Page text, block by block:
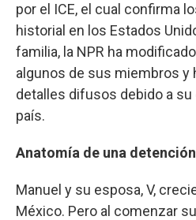
por el ICE, el cual confirma
historial en los Estados
familia, la NPR ha
algunos de sus miembros y
detalles difusos debido a su
país.
Anatomía de una detención
Manuel y su esposa, V,
México. Pero al comenzar